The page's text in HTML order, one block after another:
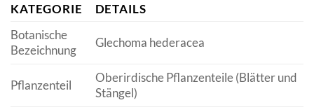
KATEGORIE
DETAILS
Botanische
Bezeichnung
Glechoma hederacea
Pflanzenteil
Oberirdische Pflanzenteile (Blätter und
Stängel)